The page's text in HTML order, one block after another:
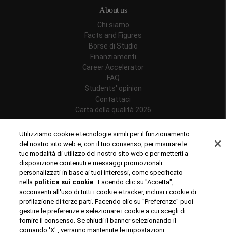
About us
Chi siamo
Facts and Figures
Borse di Studio
Finanziamenti
Career Accelerator
FAQ
Students' opinion
Contattaci
Carta della qualità 2026
Riconoscimenti
Utilizziamo cookie e tecnologie simili per il funzionamento
del nostro sito web e, con il tuo consenso, per misurare le
tue modalità di utilizzo del nostro sito web e per metterti a
disposizione contenuti e messaggi promozionali
personalizzati in base ai tuoi interessi, come specificato
nella politica sui cookie . Facendo clic su "Accetta",
acconsenti all'uso di tutti i cookie e tracker, inclusi i cookie di
profilazione di terze parti. Facendo clic su "Preferenze" puoi
gestire le preferenze e selezionare i cookie a cui scegli di
fornire il consenso. Se chiudi il banner selezionando il
comando 'X' , verranno mantenute le impostazioni